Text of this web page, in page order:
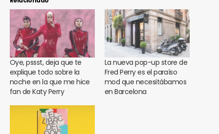
Oye, pssst, deja que te
explique todo sobre la
noche en la que me hice
fan de Katy Perry
La nueva pop-up store de
Fred Perry es el paraíso
mod que necesitábamos
en Barcelona